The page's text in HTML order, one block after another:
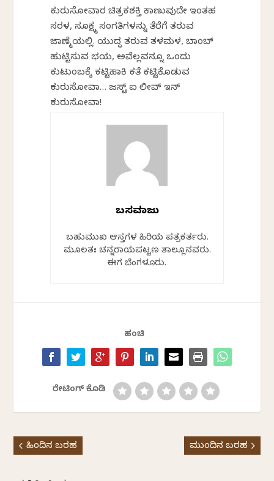
ಕುರುಸೋವಾರ ಚಿತ್ರಕಶಕ್ತಿ ಕಾಣುವುದೇ ಇಂತಹ
ಸರಳ, ಸೂಕ್ಷ್ಮ ಸಂಗತಿಗಳನ್ನು ತೆರೆಗೆ ತರುವ
ಜಾಣ್ಮೆಯಲ್ಲಿ. ಯುದ್ಧ ತರುವ ತಳಮಳ, ಬಾಂಬ್
ಹುಟ್ಟಿಸುವ ಭಯ, ಅವೆಲ್ಲವನ್ನೂ ಒಂದು
ಕುಟುಂಬಕ್ಕೆ ಕಟ್ಟಿಹಾಕಿ ಕತೆ ಕಟ್ಟಿಕೊಡುವ
ಕುರುಸೋವಾ… ಜಸ್ಟ್ ಐ ಲೀವ್ ಇನ್
ಕುರುಸೋವಾ!
ಬಸವರಾಜು
ಬಹುಮುಖ ಆಸಕ್ತಿಗಳ ಹಿರಿಯ ಪತ್ರಕರ್ತರು.
ಮೂಲತಃ ಚನ್ನರಾಯಪಟ್ಟಣ ತಾಲ್ಲೂಕಿನವರು.
ಈಗ ಬೆಂಗಳೂರು.
ಹಂಚಿ
ರೇಟಿಂಗ್ ಕೊಡಿ
ಹಿಂದಿನ ಬರಹ ಮುಂದಿನ ಬರಹ